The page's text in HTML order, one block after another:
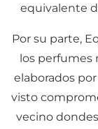
equivalente
Por su parte,
los perfumes
elaborados
visto
vecino